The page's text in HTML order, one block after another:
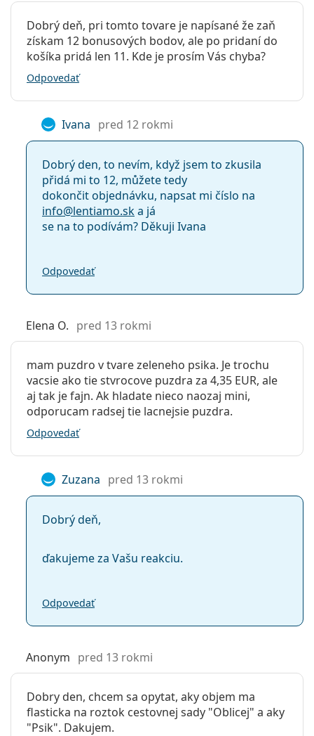
Dobrý deň, pri tomto tovare je napísané že zaň
získam 12 bonusových bodov, ale po pridaní do
košíka pridá len 11. Kde je prosím Vás chyba?
Odpovedať
Ivana pred 12 rokmi
Dobrý den, to nevím, když jsem to zkusila
přidá mi to 12, můžete tedy
dokončit objednávku, napsat mi číslo na
info@lentiamo.ska já
se na to podívám? Děkuji Ivana
Odpovedať
Elena O. pred 13 rokmi
mam puzdro v tvare zeleneho psika. Je trochu
vacsie ako tie stvrocove puzdra za 4,35 EUR, ale
aj tak je fajn. Ak hladate nieco naozaj mini,
odporucam radsej tie lacnejsie puzdra.
Odpovedať
Zuzana pred 13 rokmi
Dobrý deň,
ďakujeme za Vašu reakciu.
Odpovedať
Anonym pred 13 rokmi
Dobry den, chcem sa opytat, aky objem ma
flasticka na roztok cestovnej sady "Oblicej" a aky
"Psik". Dakujem.